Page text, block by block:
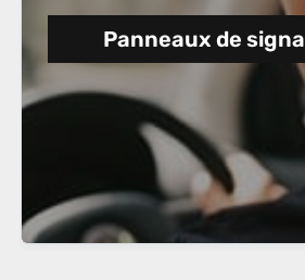
Panneaux de